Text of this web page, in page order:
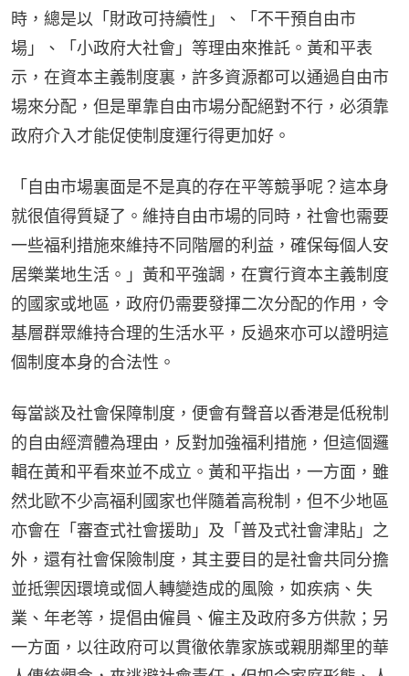
時，總是以「財政可持續性」、「不干預自由市
場」、「小政府大社會」等理由來推託。黃和平表
示，在資本主義制度裏，許多資源都可以通過自由市
場來分配，但是單靠自由市場分配絕對不行，必須靠
政府介入才能促使制度運行得更加好。
「自由市場裏面是不是真的存在平等競爭呢？這本身
就很值得質疑了。維持自由市場的同時，社會也需要
一些福利措施來維持不同階層的利益，確保每個人安
居樂業地生活。」黃和平強調，在實行資本主義制度
的國家或地區，政府仍需要發揮二次分配的作用，令
基層群眾維持合理的生活水平，反過來亦可以證明這
個制度本身的合法性。
每當談及社會保障制度，便會有聲音以香港是低稅制
的自由經濟體為理由，反對加強福利措施，但這個邏
輯在黃和平看來並不成立。黃和平指出，一方面，雖
然北歐不少高福利國家也伴隨着高稅制，但不少地區
亦會在「審查式社會援助」及「普及式社會津貼」之
外，還有社會保險制度，其主要目的是社會共同分擔
並抵禦因環境或個人轉變造成的風險，如疾病、失
業、年老等，提倡由僱員、僱主及政府多方供款；另
一方面，以往政府可以貫徹依靠家族或親朋鄰里的華